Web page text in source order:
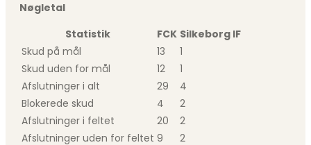
Nøgletal
Statistik
FCK Silkeborg IF
Skud på mål
13
1
Skud uden for mål
12
1
Afslutninger i alt
29
4
Blokerede skud
4
2
Afslutninger i feltet
20
2
Afslutninger uden for feltet 9
2